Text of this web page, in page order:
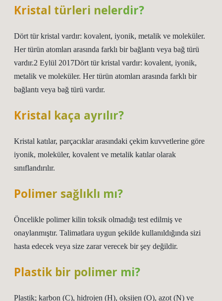
Kristal türleri nelerdir?
Dört tür kristal vardır: kovalent, iyonik, metalik ve moleküler.
Her türün atomları arasında farklı bir bağlantı veya bağ türü
vardır.2 Eylül 2017Dört tür kristal vardır: kovalent, iyonik,
metalik ve moleküler. Her türün atomları arasında farklı bir
bağlantı veya bağ türü vardır.
Kristal kaça ayrılır?
Kristal katılar, parçacıklar arasındaki çekim kuvvetlerine göre
iyonik, moleküler, kovalent ve metalik katılar olarak
sınıflandırılır.
Polimer sağlıklı mı?
Öncelikle polimer kilin toksik olmadığı test edilmiş ve
onaylanmıştır. Talimatlara uygun şekilde kullanıldığında sizi
hasta edecek veya size zarar verecek bir şey değildir.
Plastik bir polimer mi?
Plastik; karbon (C), hidrojen (H), oksijen (O), azot (N) ve